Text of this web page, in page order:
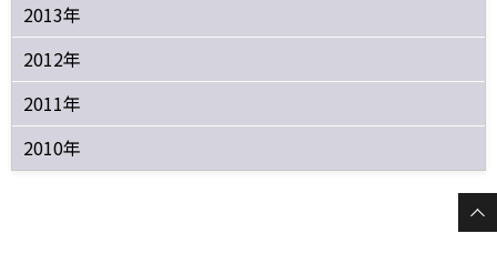
2013年
2012年
2011年
2010年